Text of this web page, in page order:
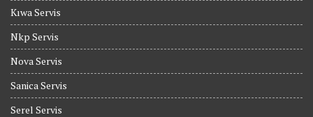
Kıwa Servis
Nkp Servis
Nova Servis
Sanica Servis
Serel Servis